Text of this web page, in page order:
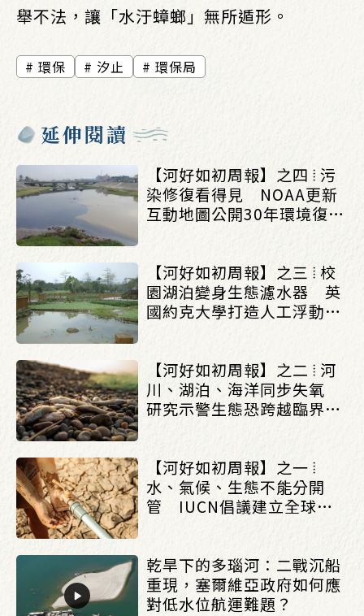
舉不法，讓「水汙蟑螂」無所遁形。
環保 汐止 環保局
延伸閱讀
【河好如初周報】之四 ⦙ 污
染修復看得見 NOAA更新
互動地圖公開30年環境復育
【河好如初周報】之三 ⦙ 校
園湖泊變身生態濾水器 英
國約克大學打造人工浮動濕
【河好如初周報】之二 ⦙ 河
川、湖泊、海洋同步失氧
研究示警生態恐跨越臨界點
【河好如初周報】之一 ⦙
水、氣候、生態不能分開
管 IUCN倡議建立全球水
乾旱下的多瑙河：二戰沉船
重現，塞爾維亞政府如何應
對低水位航運難題？